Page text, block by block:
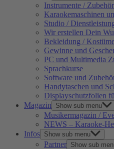
Instrumente / Zubehör
Karaokemaschinen
Studio /
Wir erstellen Dein
Bekleidung /
Gewinne und
PC und Multimedia
Sprachkurse
Software und
Handytaschen und
Displayschutzfolien
Magazin
Show sub menu
Musikermagazin /
NEWS – Karaoke-
Infos Show sub menu
Partner Show sub